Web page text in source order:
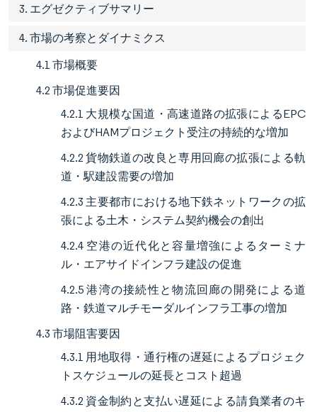
3. エグゼクティブサマリー
4. 市場の考察とダイナミクス
4.1 市場概要
4.2 市場促進要因
4.2.1 大規模な国道・高速道路の拡張によるEPC
およびHAMプロジェクト受注の持続的な増加
4.2.2 貨物鉄道の改良と専用回廊の拡張による軌
道・駅建設需要の増加
4.2.3 主要都市における地下鉄ネットワークの拡
張による土木・システム契約機会の創出
4.2.4 空港の近代化と容量増強によるターミナ
ル・エアサイドインフラ建設の促進
4.2.5 港湾の接続性と物流回廊の開発による道
路・鉄道マルチモーダルインフラ工事の増加
4.3 市場阻害要因
4.3.1 用地取得・通行権の遅延によるプロジェク
トスケジュールの延長とコスト超過
4.3.2 資金制約と支払い遅延による請負業者のキ